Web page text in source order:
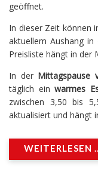
geöffnet.
In dieser Zeit können
aktuellem Aushang
Preisliste hängt in der
In der Mittagspause
täglich ein warmes
zwischen 3,50 bis
aktualisiert und hängt
WEITERLESEN